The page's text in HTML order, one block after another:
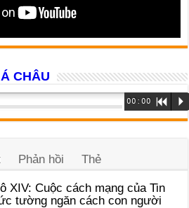
CHÂU
00:00 R P
Phản hồi Thẻ
XIV: Cuộc cách mạng của Tin
tường ngăn cách con người